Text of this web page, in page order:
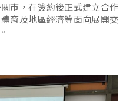
市，在簽約後正式建立合作
育及地區經濟等面向展開交